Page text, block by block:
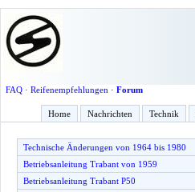
FAQ· Reifenempfehlungen · Forum
Home Nachrichten Technik
Technische Änderungen von 1964 bis 1980
Betriebsanleitung Trabant von 1959
Betriebsanleitung Trabant P50